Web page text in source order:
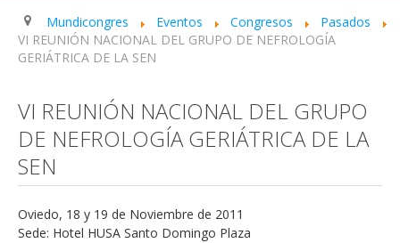
Servicios
Eventos
Mundicongres Eventos Congresos
Pasados
VI REUNIÓN NACIONAL DEL GRUPO DE NEFROLOGÍA
GERIÁTRICA DE LA SEN
VI REUNIÓN NACIONAL DEL GRUPO
DE NEFROLOGÍA GERIÁTRICA DE LA
SEN
Oviedo, 18 y 19 de Noviembre de 2011
Sede: Hotel HUSA Santo Domingo Plaza